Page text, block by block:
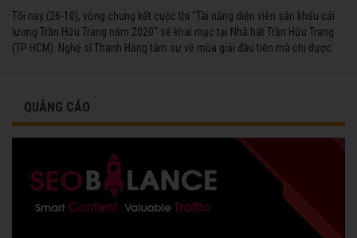
Tối nay (26-10), vòng chung kết cuộc thi "Tài năng diễn viên sân khấu cải
lương Trần Hữu Trang năm 2020" sẽ khai mạc tại Nhà hát Trần Hữu Trang
(TP HCM). Nghệ sĩ Thanh Hằng tâm sự về mùa giải đầu tiên mà chị được
QUẢNG CÁO